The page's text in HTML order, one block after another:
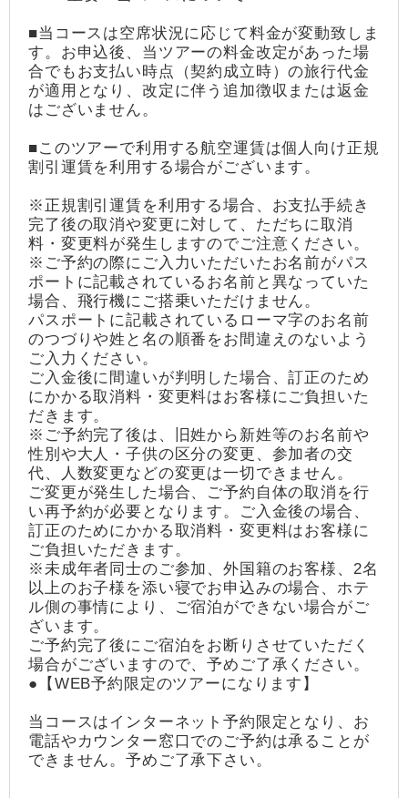
■当コースは空席状況に応じて料金が変動致しま
す。お申込後、当ツアーの料金改定があった場
合でもお支払い時点（契約成立時）の旅行代金
が適用となり、改定に伴う追加徴収または返金
はございません。
■このツアーで利用する航空運賃は個人向け正規
割引運賃を利用する場合がございます。
※正規割引運賃を利用する場合、お支払手続き
完了後の取消や変更に対して、ただちに取消
料・変更料が発生しますのでご注意ください。
※ご予約の際にご入力いただいたお名前がパス
ポートに記載されているお名前と異なっていた
場合、飛行機にご搭乗いただけません。
パスポートに記載されているローマ字のお名前
のつづりや姓と名の順番をお間違えのないよう
ご入力ください。
ご入金後に間違いが判明した場合、訂正のため
にかかる取消料・変更料はお客様にご負担いた
だきます。
※ご予約完了後は、旧姓から新姓等のお名前や
性別や大人・子供の区分の変更、参加者の交
代、人数変更などの変更は一切できません。
ご変更が発生した場合、ご予約自体の取消を行
い再予約が必要となります。ご入金後の場合、
訂正のためにかかる取消料・変更料はお客様に
ご負担いただきます。
※未成年者同士のご参加、外国籍のお客様、2名
以上のお子様を添い寝でお申込みの場合、ホテ
ル側の事情により、ご宿泊ができない場合がご
ざいます。
ご予約完了後にご宿泊をお断りさせていただく
場合がございますので、予めご了承ください。
●【WEB予約限定のツアーになります】
当コースはインターネット予約限定となり、お
電話やカウンター窓口でのご予約は承ることが
できません。予めご了承下さい。